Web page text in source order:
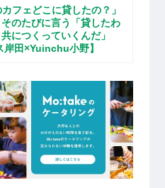
フェどこに貸したの？」
のたびに言う「貸したわ
につくっていくんだ」
岸田×Yuinchu小野】